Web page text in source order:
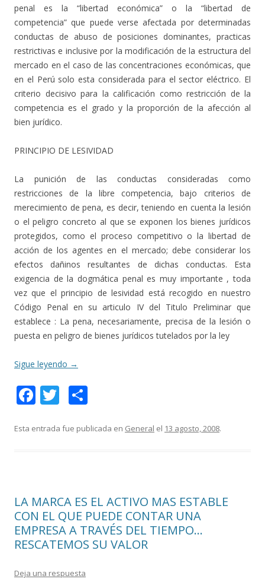
penal es la “libertad económica” o la “libertad de
competencia” que puede verse afectada por determinadas
conductas de abuso de posiciones dominantes, practicas
restrictivas e inclusive por la modificación de la estructura del
mercado en el caso de las concentraciones económicas, que
en el Perú solo esta considerada para el sector eléctrico. El
criterio decisivo para la calificación como restricción de la
competencia es el grado y la proporción de la afección al
bien jurídico.
PRINCIPIO DE LESIVIDAD
La punición de las conductas consideradas como
restricciones de la libre competencia, bajo criterios de
merecimiento de pena, es decir, teniendo en cuenta la lesión
o el peligro concreto al que se exponen los bienes jurídicos
protegidos, como el proceso competitivo o la libertad de
acción de los agentes en el mercado; debe considerar los
efectos dañinos resultantes de dichas conductas. Esta
exigencia de la dogmática penal es muy importante , toda
vez que el principio de lesividad está recogido en nuestro
Código Penal en su articulo IV del Titulo Preliminar que
establece : La pena, necesariamente, precisa de la lesión o
puesta en peligro de bienes jurídicos tutelados por la ley
Sigue leyendo →
F
e
k
T
itt m
r
Esta entrada fue publicada en General el 13 agosto, 2008.
LA MARCA ES EL ACTIVO MAS ESTABLE
CON EL QUE PUEDE CONTAR UNA
EMPRESA A TRAVÉS DEL TIEMPO…
RESCATEMOS SU VALOR
Deja una respuesta